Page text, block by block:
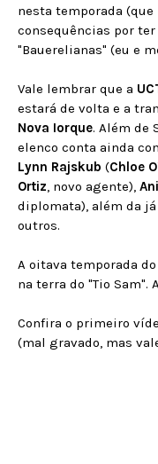
nesta temporada
consequências por
"Bauerelianas" (eu e
Vale lembrar que a
estará de volta e a
Nova Iorque. Além de
elenco conta ainda
Lynn Rajskub (Chloe
Ortiz, novo agente),
diplomata), além da
outros.
A oitava temporada
na terra do "Tio Sam".
Confira o primeiro
(mal gravado, mas